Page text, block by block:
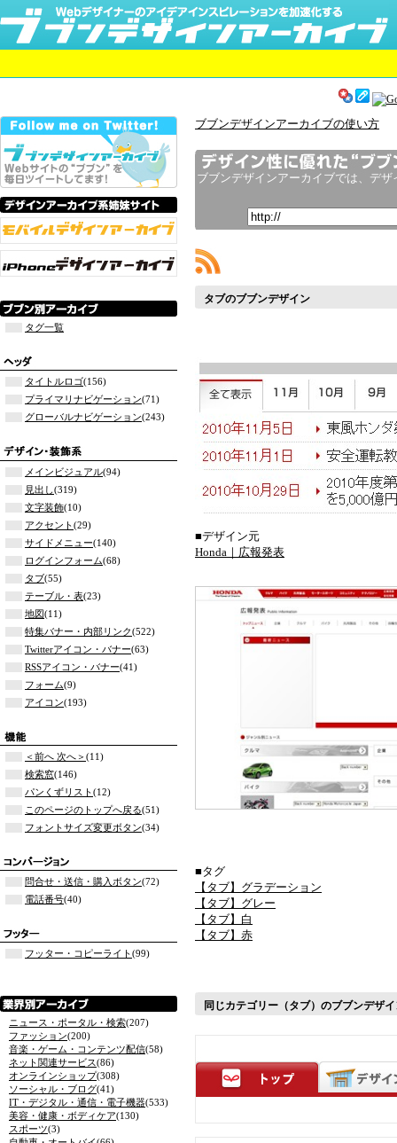
タグ一覧
タイトルロゴ(156)
プライマリナビゲーション(71)
グローバルナビゲーション(243)
メインビジュアル(94)
見出し(319)
文字装飾(10)
アクセント(29)
サイドメニュー(140)
ログインフォーム(68)
タブ(55)
テーブル・表(23)
地図(11)
特集バナー・内部リンク(522)
Twitterアイコン・バナー(63)
RSSアイコン・バナー(41)
フォーム(9)
アイコン(193)
＜前へ 次へ＞ (11)
検索窓(146)
パンくずリスト(12)
このページのトップへ戻る(51)
フォントサイズ変更ボタン(34)
問合せ・送信・購入ボタン(72)
電話番号(40)
フッター・コピーライト(99)
ニュース・ポータル・検索(207)
ファッション(200)
音楽・ゲーム・コンテンツ配信(58)
ネット関連サービス(86)
オンラインショップ(308)
ソーシャル・ブログ(41)
IT・デジタル・通信・電子機器(533)
美容・健康・ボディケア(130)
スポーツ(3)
ブブンデザインアーカイブの使い方
タブのブブンデザイン
■デザイン元
Honda｜広報発表
■タグ
【タブ】グラデーション
【タブ】グレー
【タブ】白
【タブ】赤
同じカテゴリー（タブ）のブブンデザ